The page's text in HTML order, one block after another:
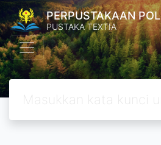
PERPUSTAKAAN
PUSTAKA TEXTIA